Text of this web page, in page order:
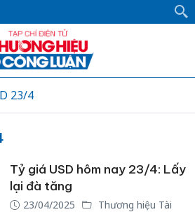
23/4
Tỷ giá USD hôm nay 23/4: Lấy
lại đà tăng
23/04/2025
Thương hiệu Tài